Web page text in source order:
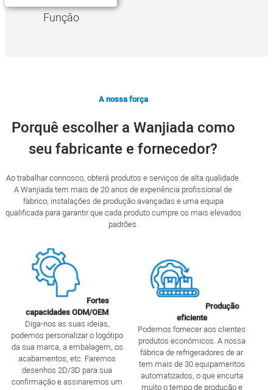
Função
A nossa força
Porquê escolher a Wanjiada como
seu fabricante e fornecedor?
Ao trabalhar connosco, obterá produtos e serviços de alta qualidade.
A Wanjiada tem mais de 20 anos de experiência profissional de
fabrico, instalações de produção avançadas e uma equipa
qualificada para garantir que cada produto cumpre os mais elevados
padrões.
Fortes
capacidades ODM/OEM
Diga-nos as suas ideias,
podemos personalizar o logótipo
da sua marca, a embalagem, os
acabamentos, etc. Faremos
desenhos 2D/3D para sua
confirmação e assinaremos um
Produção
eficiente
Podemos fornecer aos clientes
produtos económicos. A nossa
fábrica de refrigeradores de ar
tem mais de 30 equipamentos
automatizados, o que encurta
muito o tempo de produção e